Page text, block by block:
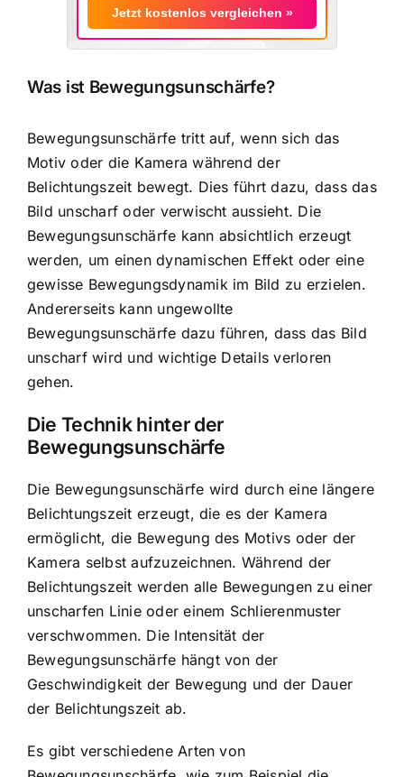
Jetzt kostenlos vergleichen »
Was ist Bewegungsunschärfe?
Bewegungsunschärfe tritt auf, wenn sich das
Motiv oder die Kamera während der
Belichtungszeit bewegt. Dies führt dazu, dass das
Bild unscharf oder verwischt aussieht. Die
Bewegungsunschärfe kann absichtlich erzeugt
werden, um einen dynamischen Effekt oder eine
gewisse Bewegungsdynamik im Bild zu erzielen.
Andererseits kann ungewollte
Bewegungsunschärfe dazu führen, dass das Bild
unscharf wird und wichtige Details verloren
gehen.
Die Technik hinter der
Bewegungsunschärfe
Die Bewegungsunschärfe wird durch eine längere
Belichtungszeit erzeugt, die es der Kamera
ermöglicht, die Bewegung des Motivs oder der
Kamera selbst aufzuzeichnen. Während der
Belichtungszeit werden alle Bewegungen zu einer
unscharfen Linie oder einem Schlierenmuster
verschwommen. Die Intensität der
Bewegungsunschärfe hängt von der
Geschwindigkeit der Bewegung und der Dauer
der Belichtungszeit ab.
Es gibt verschiedene Arten von